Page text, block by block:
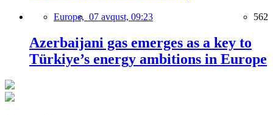
Europe, 07 avqust, 09:23 562
Azerbaijani gas emerges as a key to
Türkiye’s energy ambitions in Europe